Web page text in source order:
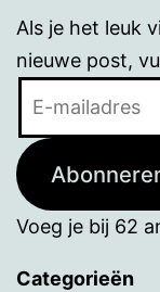
Als je het leuk
nieuwe post,
Voeg je bij 62
Categorieën